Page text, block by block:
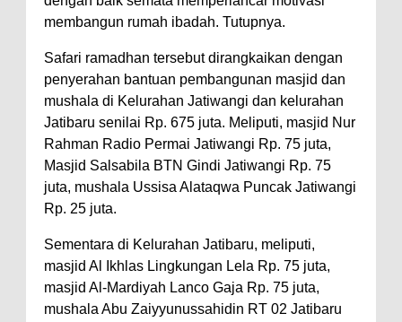
Polsek Bolo Bongkar Peredaran
Diamankan Bersama 23 Poket
Sabu Siap Edar
SIGAPUAN dan Ikhtiar Kota Bima
Menjemput Korban Kekerasan
membangun rumah ibadah. Tutupnya.
Safari ramadhan tersebut dirangkaikan dengan
penyerahan bantuan pembangunan masjid dan
mushala di Kelurahan Jatiwangi dan kelurahan
Jatibaru senilai Rp. 675 juta. Meliputi, masjid Nur
Rahman Radio Permai Jatiwangi Rp. 75 juta,
Masjid Salsabila BTN Gindi Jatiwangi Rp. 75
juta, mushala Ussisa Alataqwa Puncak Jatiwangi
Rp. 25 juta.
Sementara di Kelurahan Jatibaru, meliputi,
masjid Al Ikhlas Lingkungan Lela Rp. 75 juta,
masjid Al-Mardiyah Lanco Gaja Rp. 75 juta,
mushala Abu Zaiyyunussahidin RT 02 Jatibaru